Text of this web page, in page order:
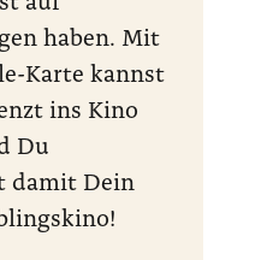
haben. Mit
Karte kannst
ins Kino
Du
damit Dein